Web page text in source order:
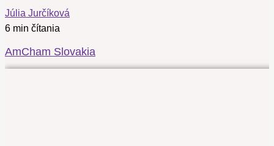
Júlia Jurčíková
6 min čítania
AmCham Slovakia